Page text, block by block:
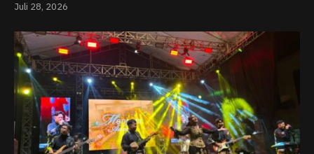
Juli 28, 2026